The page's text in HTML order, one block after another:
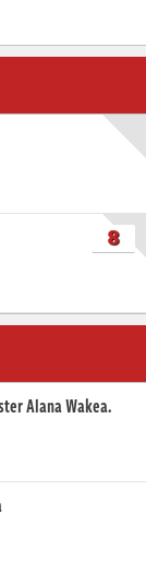
8
Alana Wakea.